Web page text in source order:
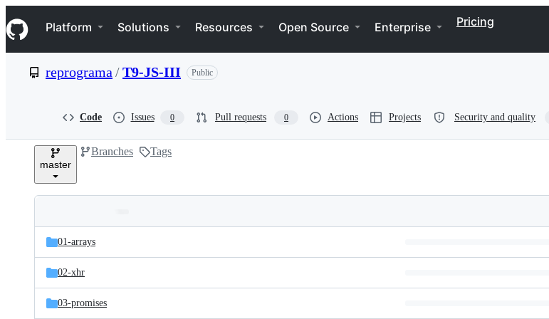
k
i
p
e
Navigation Menu
Platform Solutions Resources Open Source Enterprise Pricing
reprograma /T9-JS-III Public
Code Issues 0 Pull requests 0 Actions Projects Security and quality
master
Branches Tags
and
files
Latest
commit
01-arrays
02-xhr
03-promises